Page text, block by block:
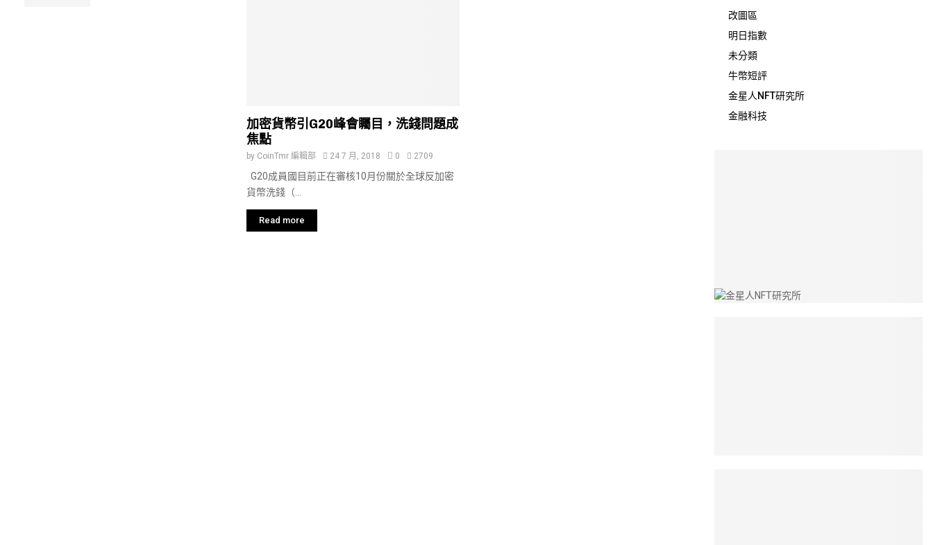
加密貨幣引G20峰會矚目，洗錢問題成
焦點
by CoinTmr 編輯部 24 7 月, 2018 0 2709
G20成員國目前正在審核10月份關於全球反加密
貨幣洗錢（...
Read more
改圖區
明日指數
未分類
牛幣短評
金星人NFT研究所
金融科技